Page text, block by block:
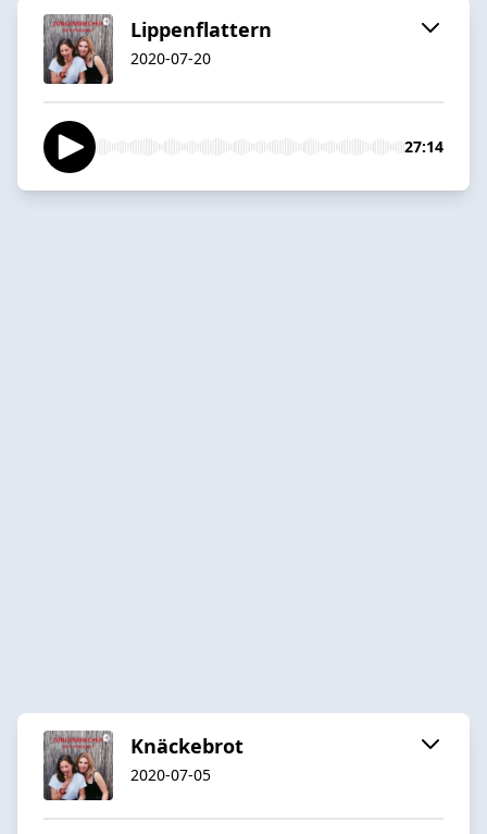
Lippenflattern
2020-07-20
27:14
Knäckebrot
2020-07-05